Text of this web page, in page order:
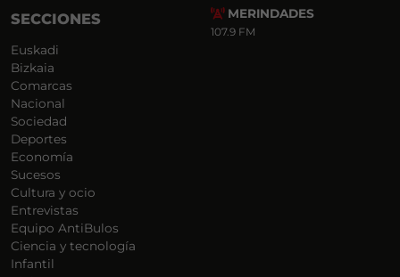
SECCIONES
Euskadi
Bizkaia
Comarcas
Nacional
Sociedad
Deportes
Economía
Sucesos
Cultura y ocio
Entrevistas
Equipo AntiBulos
Ciencia y tecnología
Infantil
MERINDADES
107.9 FM